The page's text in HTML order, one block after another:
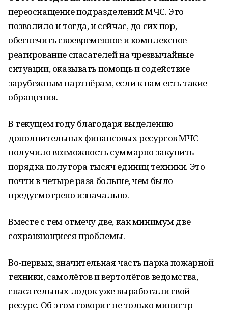
переоснащение подразделений МЧС. Это
позволило и тогда, и сейчас, до сих пор,
обеспечить своевременное и комплексное
реагирование спасателей на чрезвычайные
ситуации, оказывать помощь и содействие
зарубежным партнёрам, если к нам есть такие
обращения.
В текущем году благодаря выделению
дополнительных финансовых ресурсов МЧС
получило возможность суммарно закупить
порядка полутора тысяч единиц техники. Это
почти в четыре раза больше, чем было
предусмотрено изначально.
Вместе с тем отмечу две, как минимум две
сохраняющиеся проблемы.
Во-первых, значительная часть парка пожарной
техники, самолётов и вертолётов ведомства,
спасательных лодок уже выработали свой
ресурс. Об этом говорит не только министр